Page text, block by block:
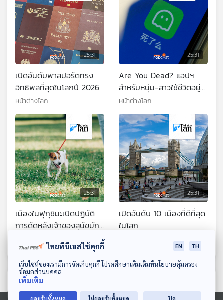
ดาวน์โหลด Thai PBS Podcast Application
25:31
เปิดอันดับพาสปอร์ตทรง
อิทธิพลที่สุดในโลกปี 2026
หน้าต่างโลก
25:31
Are You Dead? แอปฯ
สำหรับหนุ่ม-สาวใช้ชีวิตอยู่
คนเดียว
หน้าต่างโลก
25:31
เมืองในฟุกุชิมะเปิดปฏิบัติ
การดัดหลังเจ้าของสุนัขมัก
25:31
เปิดอันดับ 10 เมืองที่ดีที่สุด
ในโลก
ตอนที่เกี่ยวข้อง
ไทยพีบีเอสใช้คุกกี้ EN TH
เว็บไซต์ของเรามีการจัดเก็บคุกกี้ โปรดศึกษาเพิ่มเติมที่นโยบายคุ้มครอง
ข้อมูลส่วนบุคคล
เพิ่มเติม
ยอมรับทั้งหมด ไม่ยอมรับทั้งหมด ปิด